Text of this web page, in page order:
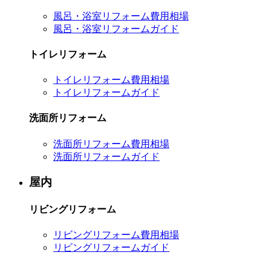
風呂・浴室リフォーム費用相場
風呂・浴室リフォームガイド
トイレリフォーム
トイレリフォーム費用相場
トイレリフォームガイド
洗面所リフォーム
洗面所リフォーム費用相場
洗面所リフォームガイド
屋内
リビングリフォーム
リビングリフォーム費用相場
リビングリフォームガイド